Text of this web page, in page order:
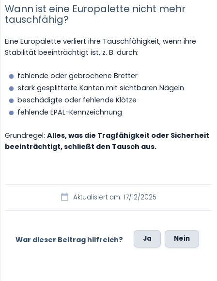
Wann ist eine Europalette nicht mehr
tauschfähig?
Eine Europalette verliert ihre Tauschfähigkeit, wenn ihre
Stabilität beeinträchtigt ist, z. B. durch:
fehlende oder gebrochene Bretter
stark gesplitterte Kanten mit sichtbaren Nägeln
beschädigte oder fehlende Klötze
fehlende EPAL-Kennzeichnung
Grundregel: Alles, was die Tragfähigkeit oder Sicherheit
beeinträchtigt, schließt den Tausch aus.
Aktualisiert am: 17/12/2025
War dieser Beitrag hilfreich? Ja Nein